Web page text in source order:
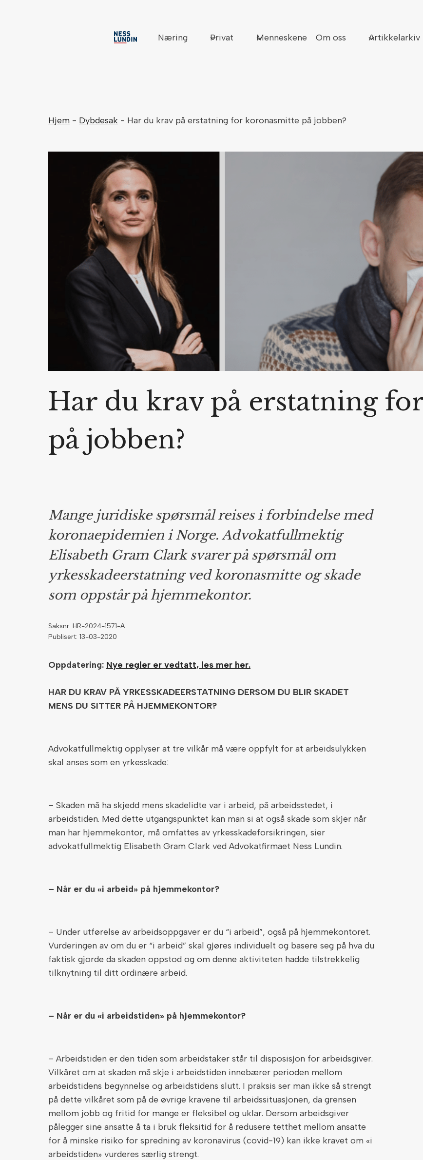
Næring Privat Menneskene Om oss Artikkelarkiv
Hjem - Dybdesak - Har du krav på erstatning for koronasmitte på jobben?
Har du krav på erstatning
på jobben?
Mange juridiske spørsmål reises i forbindelse med
koronaepidemien i Norge. Advokatfullmektig
Elisabeth Gram Clark svarer på spørsmål om
yrkesskadeerstatning ved koronasmitte og skade
som oppstår på hjemmekontor.
Saksnr. HR-2024-1571-A
Publisert: 13-03-2020
Oppdatering: Nye regler er vedtatt, les mer her.
HAR DU KRAV PÅ YRKESSKADEERSTATNING DERSOM DU BLIR SKADET
MENS DU SITTER PÅ HJEMMEKONTOR?
Advokatfullmektig opplyser at tre vilkår må være oppfylt for at arbeidsulykken
skal anses som en yrkesskade:
– Skaden må ha skjedd mens skadelidte var i arbeid, på arbeidsstedet, i
arbeidstiden. Med dette utgangspunktet kan man si at også skade som skjer når
man har hjemmekontor, må omfattes av yrkesskadeforsikringen, sier
advokatfullmektig Elisabeth Gram Clark ved Advokatfirmaet Ness Lundin.
– Når er du «i arbeid» på hjemmekontor?
– Under utførelse av arbeidsoppgaver er du “i arbeid”, også på hjemmekontoret.
Vurderingen av om du er “i arbeid” skal gjøres individuelt og basere seg på hva du
faktisk gjorde da skaden oppstod og om denne aktiviteten hadde tilstrekkelig
tilknytning til ditt ordinære arbeid.
– Når er du «i arbeidstiden» på hjemmekontor?
– Arbeidstiden er den tiden som arbeidstaker står til disposisjon for arbeidsgiver.
Vilkåret om at skaden må skje i arbeidstiden innebærer perioden mellom
arbeidstidens begynnelse og arbeidstidens slutt. I praksis ser man ikke så strengt
på dette vilkåret som på de øvrige kravene til arbeidssituasjonen, da grensen
mellom jobb og fritid for mange er fleksibel og uklar. Dersom arbeidsgiver
pålegger sine ansatte å ta i bruk fleksitid for å redusere tetthet mellom ansatte
for å minske risiko for spredning av koronavirus (covid-19) kan ikke kravet om «i
arbeidstiden» vurderes særlig strengt.